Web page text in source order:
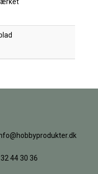
32 44 30 36